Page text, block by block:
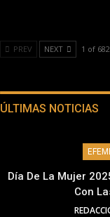
PREV NEXT 1 of 682
ÚLTIMAS NOTICIAS
Día De La Mujer
Con